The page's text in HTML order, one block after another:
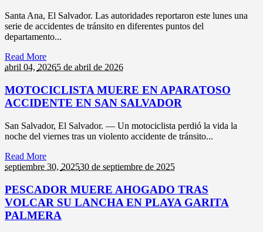
Santa Ana, El Salvador. Las autoridades reportaron este lunes una
serie de accidentes de tránsito en diferentes puntos del
departamento...
Read More
abril 04, 20265 de abril de 2026
MOTOCICLISTA MUERE EN APARATOSO
ACCIDENTE EN SAN SALVADOR
San Salvador, El Salvador. — Un motociclista perdió la vida la
noche del viernes tras un violento accidente de tránsito...
Read More
septiembre 30, 202530 de septiembre de 2025
PESCADOR MUERE AHOGADO TRAS
VOLCAR SU LANCHA EN PLAYA GARITA
PALMERA